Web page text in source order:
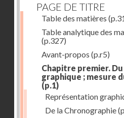
PAGE DE TITRE
Table des matières
Table analytique des
(p.327)
Avant-propos (p.r5)
Chapitre premier.
graphique ; mesure
(p.1)
Représentation
De la Chronographie